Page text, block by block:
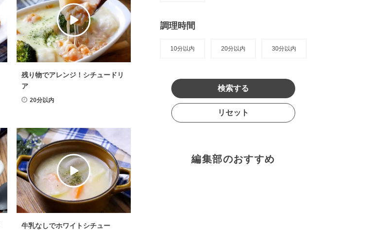
残り物でアレンジ！シチュードリ
ア
20分以内
牛乳なしでホワイトシチュー
調理時間
10分以内 20分以内 30分以内
検索する
リセット
編集部のおすすめ